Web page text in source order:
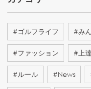
#ゴルフライフ #み
#ファッション #上達
#ルール #News